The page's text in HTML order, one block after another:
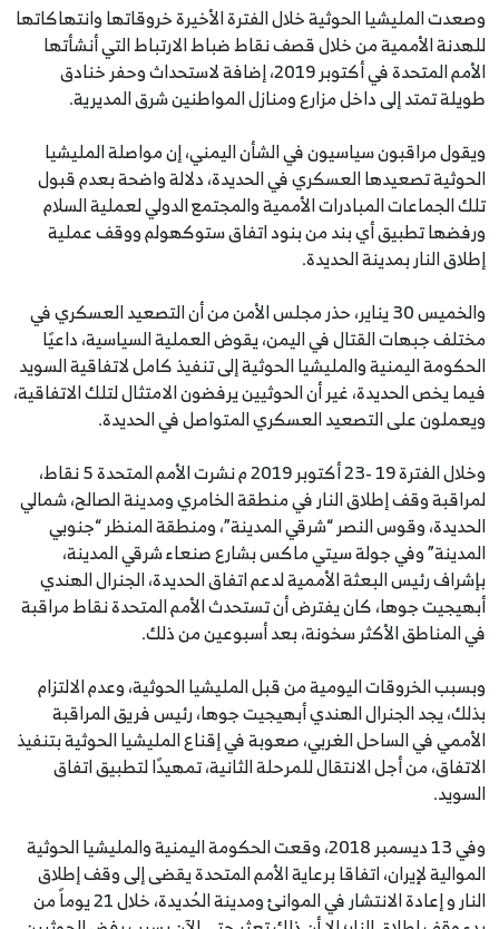
وصعدت المليشيا الحوثية خلال الفترة الأخيرة خروقاتها وانتهاكاتها
للهدنة الأممية من خلال قصف نقاط ضباط الارتباط التي أنشأتها
الأمم المتحدة في أكتوبر 2019، إضافة لاستحداث وحفر خنادق
طويلة تمتد إلى داخل مزارع ومنازل المواطنين شرق المديرية.
ويقول مراقبون سياسيون في الشأن اليمني، إن مواصلة المليشيا
الحوثية تصعيدها العسكري في الحديدة، دلالة واضحة بعدم قبول
تلك الجماعات المبادرات الأممية والمجتمع الدولي لعملية السلام
ورفضها تطبيق أي بند من بنود اتفاق ستوكهولم ووقف عملية
إطلاق النار بمدينة الحديدة.
والخميس 30 يناير، حذر مجلس الأمن من أن التصعيد العسكري في
مختلف جبهات القتال في اليمن، يقوض العملية السياسية، داعيًا
الحكومة اليمنية والمليشيا الحوثية إلى تنفيذ كامل لاتفاقية السويد
فيما يخص الحديدة، غير أن الحوثيين يرفضون الامتثال لتلك الاتفاقية،
ويعملون على التصعيد العسكري المتواصل في الحديدة.
وخلال الفترة 19 -23 أكتوبر 2019 م نشرت الأمم المتحدة 5 نقاط،
لمراقبة وقف إطلاق النار في منطقة الخامري ومدينة الصالح، شمالي
الحديدة، وقوس النصر “شرقي المدينة”، ‎ومنطقة المنظر “جنوبي
المدينة” وفي جولة سيتي ماكس بشارع صنعاء شرقي المدينة،
بإشراف رئيس البعثة الأممية لدعم اتفاق الحديدة، الجنرال الهندي
أبهيجيت جوها، كان يفترض أن تستحدث الأمم المتحدة نقاط مراقبة
في المناطق الأكثر سخونة، بعد أسبوعين من ذلك.
وبسبب الخروقات اليومية من قبل المليشيا الحوثية، وعدم الالتزام
بذلك، يجد الجنرال الهندي أبهيجيت جوها، رئيس فريق المراقبة
الأممي في الساحل الغربي، صعوبة في إقناع المليشيا الحوثية بتنفيذ
الاتفاق، من أجل الانتقال للمرحلة الثانية، تمهيدًا لتطبيق اتفاق
السويد.
وفي 13 ديسمبر 2018، وقعت الحكومة اليمنية والمليشيا الحوثية
الموالية لإيران، اتفاقا برعاية الأمم المتحدة يقضى إلى وقف إطلاق
النار و إعادة الانتشار في الموانئ ومدينة الحُديدة، خلال 21 يوماً من